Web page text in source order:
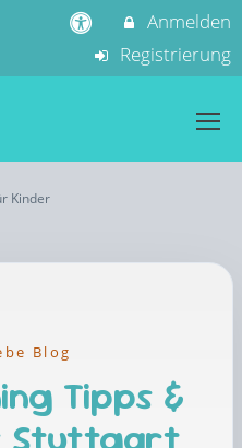
Anmelden
Registrierung
Kinder
Blog
Tipps &
Stuttgart